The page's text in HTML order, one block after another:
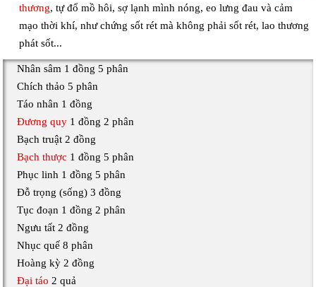
thương, tự đổ mồ hôi, sợ lạnh mình nóng, eo lưng đau và cảm
mạo thời khí, như chứng sốt rét mà không phải sốt rét, lao thương
phát sốt...
Nhân sâm 1 đồng 5 phân
Chích thảo 5 phân
Táo nhân 1 đồng
Đương quy 1 đồng 2 phân
Bạch truật 2 đồng
Bạch thược 1 đồng 5 phân
Phục linh 1 đồng 5 phân
Đỗ trọng (sống) 3 đồng
Tục đoạn 1 đồng 2 phân
Ngưu tất 2 đồng
Nhục quế 8 phân
Hoàng kỳ 2 đồng
Đại táo 2 quả